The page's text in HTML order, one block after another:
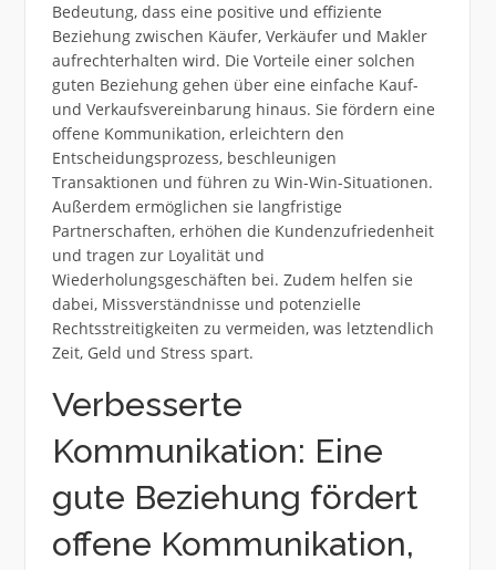
Bedeutung, dass eine positive und effiziente
Beziehung zwischen Käufer, Verkäufer und Makler
aufrechterhalten wird. Die Vorteile einer solchen
guten Beziehung gehen über eine einfache Kauf-
und Verkaufsvereinbarung hinaus. Sie fördern eine
offene Kommunikation, erleichtern den
Entscheidungsprozess, beschleunigen
Transaktionen und führen zu Win-Win-Situationen.
Außerdem ermöglichen sie langfristige
Partnerschaften, erhöhen die Kundenzufriedenheit
und tragen zur Loyalität und
Wiederholungsgeschäften bei. Zudem helfen sie
dabei, Missverständnisse und potenzielle
Rechtsstreitigkeiten zu vermeiden, was letztendlich
Zeit, Geld und Stress spart.
Verbesserte
Kommunikation: Eine
gute Beziehung fördert
offene Kommunikation,